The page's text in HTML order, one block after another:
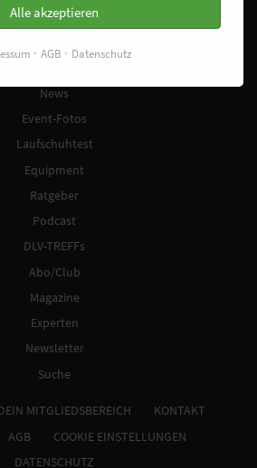
Trainingspläne
News
Event-Fotos
Laufschuhtest
Equipment
Ratgeber
Podcast
DLV-TREFFs
Abo/Club
Magazine
Experten
Newsletter
Suche
MITGLIEDSBEREICH
KONTAKT
AGB
COOKIE EINSTELLUNGEN
DATENSCHUTZ
Alle akzeptieren
AGB Datenschutz